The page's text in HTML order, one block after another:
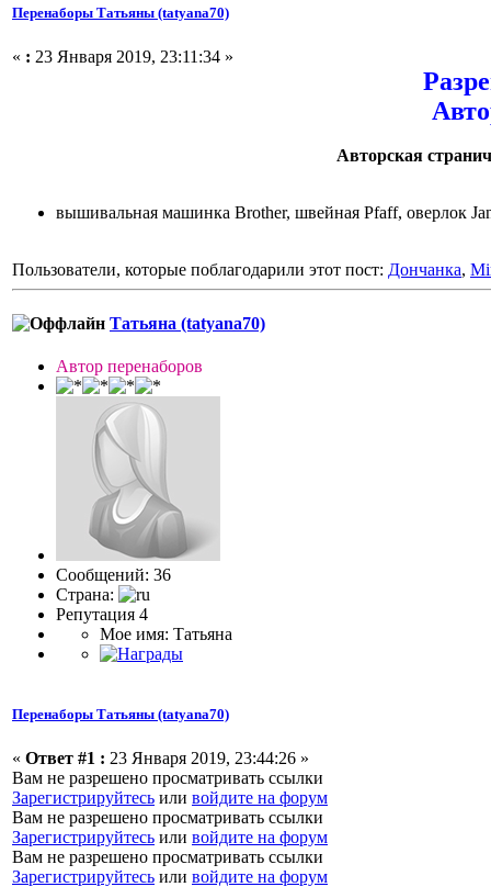
Перенаборы Татьяны (tatyana70)
« : 23 Января 2019, 23:11:34 »
Авторская
вышивальная машинка Brother, швейная Pfaff, оверлок
Пользователи, которые поблагодарили этот пост: Дончанка,
Татьяна (tatyana70)
Автор перенаборов
Сообщений: 36
Страна:
Репутация 4
Мое имя: Татьяна
Перенаборы Татьяны (tatyana70)
« Ответ #1 : 23 Января 2019, 23:44:26 »
Вам не разрешено просматривать ссылки
Зарегистрируйтесь или войдите на форум
Вам не разрешено просматривать ссылки
Зарегистрируйтесь или войдите на форум
Вам не разрешено просматривать ссылки
Зарегистрируйтесь или войдите на форум